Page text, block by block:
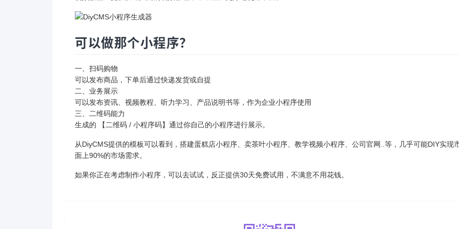
可以做那个小程序？
一、扫码购物
可以发布商品，下单后通过快递发货或自提
二、业务展示
可以发布资讯、视频教程、听力学习、产品说明书等，作为企业小程序使用
三、二维码能力
生成的 【二维码 / 小程序码】通过你自己的小程序进行展示。
从DiyCMS提供的模板可以看到，搭建蛋糕店小程序、卖茶叶小程序、教学视频小程序、公司官网..等，几乎可能DIY实现
面上90%的市场需求。
如果你正在考虑制作小程序，可以去试试，反正提供30天免费试用，不满意不用花钱。